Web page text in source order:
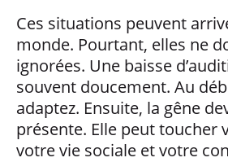
Ces situations peuvent
monde. Pourtant, elles ne
ignorées. Une baisse
souvent doucement. Au
adaptez. Ensuite, la gêne
présente. Elle peut toucher
votre vie sociale et votre